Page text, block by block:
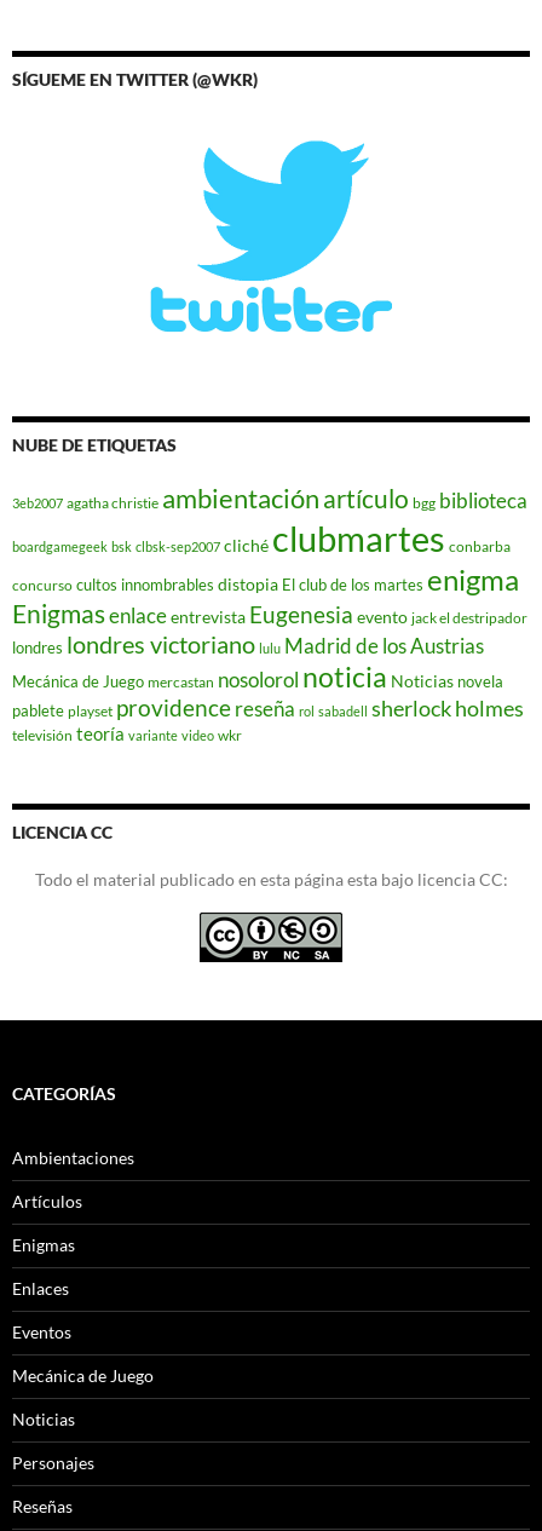
SÍGUEME EN TWITTER (@WKR)
NUBE DE ETIQUETAS
3eb2007 agatha christie ambientación artículo bgg biblioteca
boardgamegeek bsk clbsk-sep2007 cliché clubmartes conbarba
concurso cultos innombrables distopia El club de los martes enigma
Enigmasenlaceentrevista Eugenesia evento jack el destripador
londres londres victoriano lulu Madrid de los Austrias
Mecánica de Juego mercastan nosolorol noticia Noticias novela
pablete playset providencereseña rol sabadell sherlock holmes
televisión teoría variante video wkr
LICENCIA CC
Todo el material publicado en esta página esta bajo licencia CC:
CATEGORÍAS
Ambientaciones
Artículos
Enigmas
Enlaces
Eventos
Mecánica de Juego
Noticias
Personajes
Reseñas